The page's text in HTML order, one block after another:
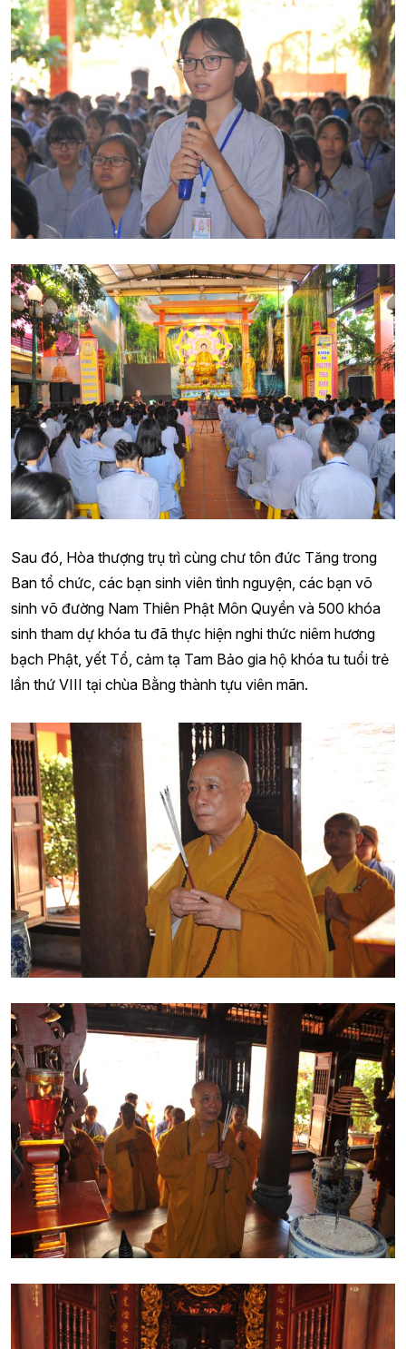
Sau đó, Hòa thượng trụ trì cùng chư tôn đức Tăng trong
Ban tổ chức, các bạn sinh viên tình nguyện, các bạn võ
sinh võ đường Nam Thiên Phật Môn Quyền và 500 khóa
sinh tham dự khóa tu đã thực hiện nghi thức niêm hương
bạch Phật, yết Tổ, cảm tạ Tam Bảo gia hộ khóa tu tuổi trẻ
lần thứ VIII tại chùa Bằng thành tựu viên mãn.